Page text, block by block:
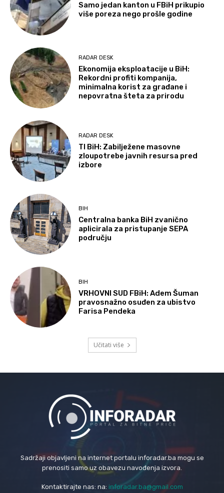
Samo jedan kanton u FBiH prikupio
više poreza nego prošle godine
RADAR DESK
Ekonomija eksploatacije u BiH:
Rekordni profiti kompanija,
minimalna korist za građane i
nepovratna šteta za prirodu
RADAR DESK
TI BiH: Zabilježene masovne
zloupotrebe javnih resursa pred
izbore
BIH
Centralna banka BiH zvanično
aplicirala za pristupanje SEPA
području
BIH
VRHOVNI SUD FBiH: Adem Šuman
pravosnažno osuđen za ubistvo
Farisa Pendeka
Učitati više
Sadržaji objavljeni na internet portalu inforadar.ba mogu se
prenositi samo uz obavezu navođenja izvora.
Kontaktirajte nas: na: inforadar.ba@gmail.com